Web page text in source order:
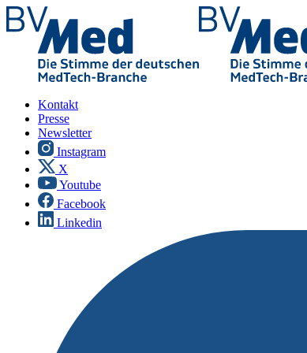
Kontakt
Presse
Newsletter
Instagram
X
Youtube
Facebook
Linkedin